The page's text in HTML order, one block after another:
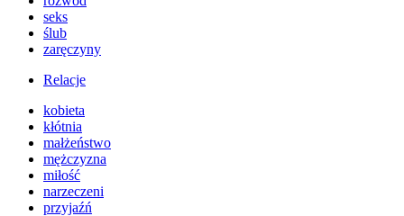
seks
ślub
zaręczyny
Relacje
kobieta
kłótnia
małżeństwo
mężczyzna
miłość
narzeczeni
przyjaźń